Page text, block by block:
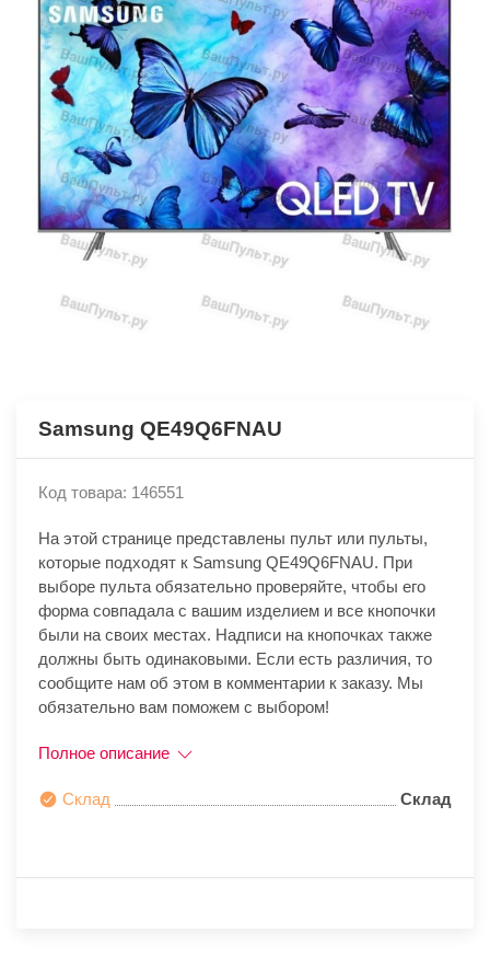
Samsung QE49Q6FNAU
Код товара: 146551
На этой странице представлены пульт или пульты,
которые подходят к Samsung QE49Q6FNAU. При
выборе пульта обязательно проверяйте, чтобы его
форма совпадала с вашим изделием и все кнопочки
были на своих местах. Надписи на кнопочках также
должны быть одинаковыми. Если есть различия, то
сообщите нам об этом в комментарии к заказу. Мы
обязательно вам поможем с выбором!
Полное описание
Склад Склад